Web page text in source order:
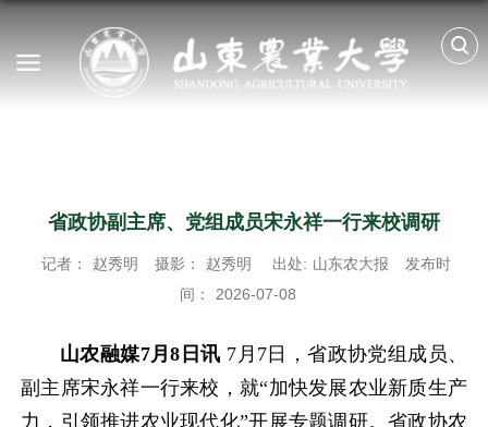
省政协副主席、党组成员宋永祥一行来校调研
记者： 赵秀明 摄影： 赵秀明 出处: 山东农大报
发布时
间：
2026-07-08
山农融媒7月8日讯 7月7日，省政协党组成员、
副主席宋永祥一行来校，就“加快发展农业新质生产
力，引领推进农业现代化”开展专题调研。省政协农